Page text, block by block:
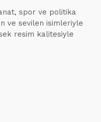
spor ve politika
ve sevilen isimleriyle
resim kalitesiyle